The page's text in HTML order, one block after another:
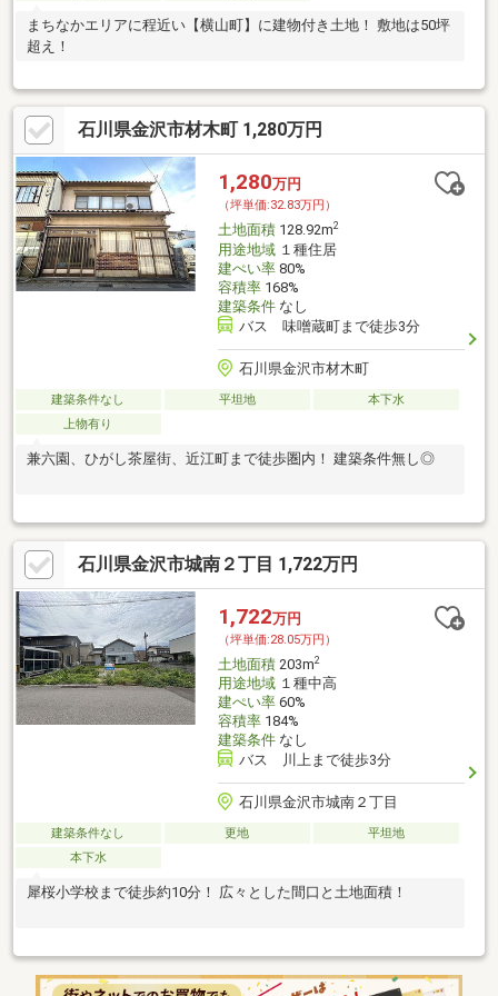
まちなかエリアに程近い【横山町】に建物付き土地！ 敷地は50坪
超え！
石川県金沢市材木町 1,280万円
1,280万円
（坪単価:32.83万円）
土地面積128.92m2
用途地域１種住居
建ぺい率80%
容積率168%
建築条件なし
バス 味噌蔵町まで徒歩3分
石川県金沢市材木町
建築条件なし 平坦地
本下水
上物有り
兼六園、ひがし茶屋街、近江町まで徒歩圏内！ 建築条件無し◎
石川県金沢市城南２丁目 1,722万円
1,722万円
（坪単価:28.05万円）
土地面積203m2
用途地域１種中高
建ぺい率60%
容積率184%
建築条件なし
バス 川上まで徒歩3分
石川県金沢市城南２丁目
建築条件なし 更地
平坦地
本下水
犀桜小学校まで徒歩約10分！ 広々とした間口と土地面積！